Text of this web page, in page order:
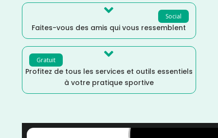
Social

Faites-vous des amis qui vous ressemblent
Gratuit 
Profitez de tous les services et outils essentiels
à votre pratique sportive